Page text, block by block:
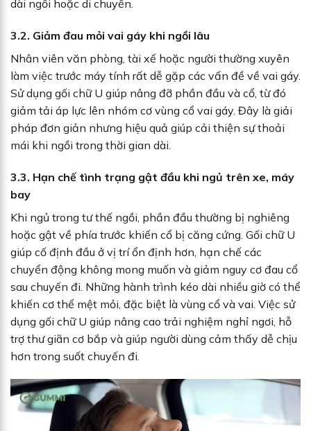
dài ngồi hoặc di chuyển.
3.2. Giảm đau mỏi vai gáy khi ngồi lâu
Nhân viên văn phòng, tài xế hoặc người thường xuyên
làm việc trước máy tính rất dễ gặp các vấn đề về vai gáy.
Sử dụng gối chữ U giúp nâng đỡ phần đầu và cổ, từ đó
giảm tải áp lực lên nhóm cơ vùng cổ vai gáy. Đây là giải
pháp đơn giản nhưng hiệu quả giúp cải thiện sự thoải
mái khi ngồi trong thời gian dài.
3.3. Hạn chế tình trạng gật đầu khi ngủ trên xe, máy
bay
Khi ngủ trong tư thế ngồi, phần đầu thường bị nghiêng
hoặc gật về phía trước khiến cổ bị căng cứng. Gối chữ U
giúp cố định đầu ở vị trí ổn định hơn, hạn chế các
chuyển động không mong muốn và giảm nguy cơ đau cổ
sau chuyến đi. Những hành trình kéo dài nhiều giờ có thể
khiến cơ thể mệt mỏi, đặc biệt là vùng cổ và vai. Việc sử
dụng gối chữ U giúp nâng cao trải nghiệm nghỉ ngơi, hỗ
trợ thư giãn cơ bắp và giúp người dùng cảm thấy dễ chịu
hơn trong suốt chuyến đi.